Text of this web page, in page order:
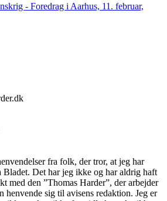
- Foredrag i Aarhus, 11. februar,
fra folk, der tror, at jeg har
Bladet. Det har jeg ikke og har aldrig haft
med den ”Thomas Harder”, der arbejder
henvende sig til avisens redaktion. Jeg er